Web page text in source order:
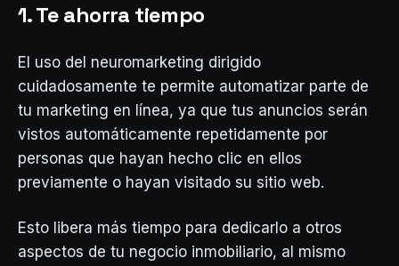
1. Te ahorra tiempo
El uso del neuromarketing dirigido
cuidadosamente te permite automatizar parte de
tu marketing en línea, ya que tus anuncios serán
vistos automáticamente repetidamente por
personas que hayan hecho clic en ellos
previamente o hayan visitado su sitio web.
Esto libera más tiempo para dedicarlo a otros
aspectos de tu negocio inmobiliario, al mismo